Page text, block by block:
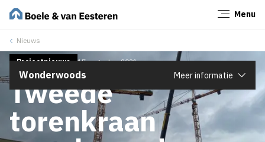
Menu
Nieuws
Wonderwoods Meer informatie
Projectnieuws 17 augustus 2021
Tweede
torenkraan
Sluiten